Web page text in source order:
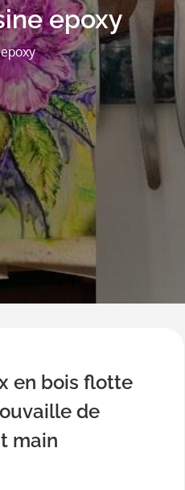
epoxy
en bois flotte
de
main